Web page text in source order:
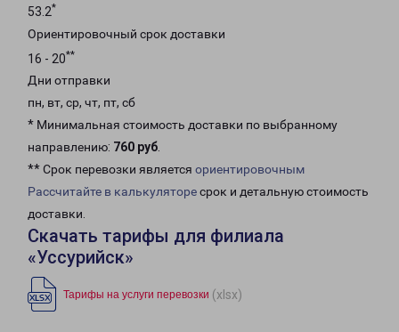
53.2*
Ориентировочный срок доставки
16 - 20**
Дни отправки
пн, вт, ср, чт, пт, сб
* Минимальная стоимость доставки по выбранному
направлению: 760 руб.
** Срок перевозки является ориентировочным
Рассчитайте в калькуляторесрок и детальную стоимость
доставки.
Скачать тарифы для филиала
«Уссурийск»
Тарифы на услуги перевозки (xlsx)